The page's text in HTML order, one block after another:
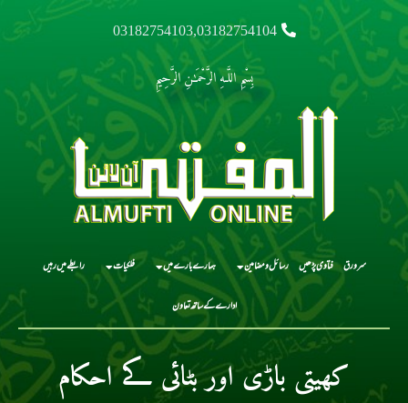
03182754103,03182754104
بِسْمِ اللَّـهِ الرَّحْمَـٰنِ الرَّحِيمِ
سرورق فتاوی پڑھیں رسائل و مضامین ہمارے بارے میں فلکیات رابطے میں رہیں
ادارے کے ساتھ تعاون
کھیتی باڑی اور بٹائی کے احکام